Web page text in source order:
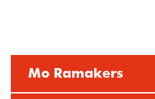
Mo Ramakers